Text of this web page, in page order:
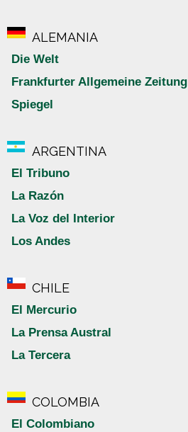
ALEMANIA
Die Welt
Frankfurter Allgemeine Zeitung
Spiegel
ARGENTINA
El Tribuno
La Razón
La Voz del Interior
Los Andes
CHILE
El Mercurio
La Prensa Austral
La Tercera
COLOMBIA
El Colombiano